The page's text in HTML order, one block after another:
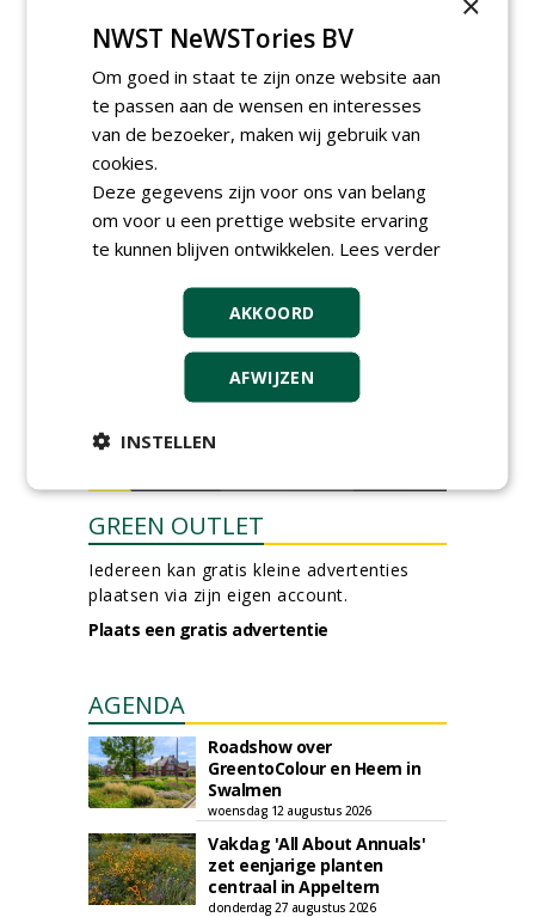
Meewerkend Voorman Groen
30-06-2026, 80 km rond Noordeloos
Werkvoorbereider
groenbeheer (32-40 uur per
24-06-2026, Zutphen en op project locatie
Ervaren werkvoorbereider
(32-40 uur) bij SmitsRinsma
24-06-2026, Zutphen
meer Groene Banen
GREEN OUTLET
Iedereen kan gratis kleine advertenties
plaatsen via zijn eigen account.
Plaats een gratis advertentie
AGENDA
Roadshow over
GreentoColour en Heem in
Swalmen
woensdag 12 augustus 2026
Vakdag 'All About Annuals'
zet eenjarige planten
centraal in Appeltern
donderdag 27 augustus 2026
NWST NeWSTories BV
Om goed in staat te zijn onze website aan
te passen aan de wensen en interesses
van de bezoeker, maken wij gebruik van
cookies.
Deze gegevens zijn voor ons van belang
om voor u een prettige website ervaring
te kunnen blijven ontwikkelen. Lees verder
AKKOORD
AFWIJZEN
INSTELLEN